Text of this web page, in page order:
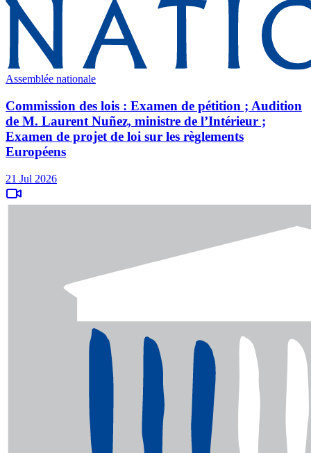
Assemblée nationale
Commission des lois : Examen de pétition ; Audition
de M. Laurent Nuñez, ministre de l’Intérieur ;
Examen de projet de loi sur les règlements
Européens
21 Jul 2026